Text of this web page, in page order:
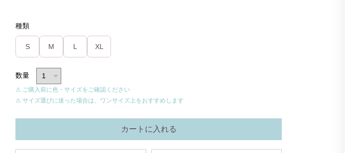
種類
S M L XL
数量
⚠ ご購入前に色・サイズをご確認ください
⚠ サイズ選びに迷った場合は、ワンサイズ上をおすすめします
カートに入れる